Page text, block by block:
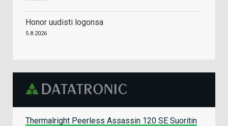
Honor uudisti logonsa
5.8.2026
Thermalright Peerless Assassin 120 SE Suoritin